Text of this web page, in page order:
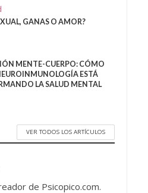
GANAS O AMOR?
MENTE-CUERPO: CÓMO
ESTÁ
LA SALUD MENTAL
VER TODOS LOS ARTÍCULOS
de Psicopico.com.